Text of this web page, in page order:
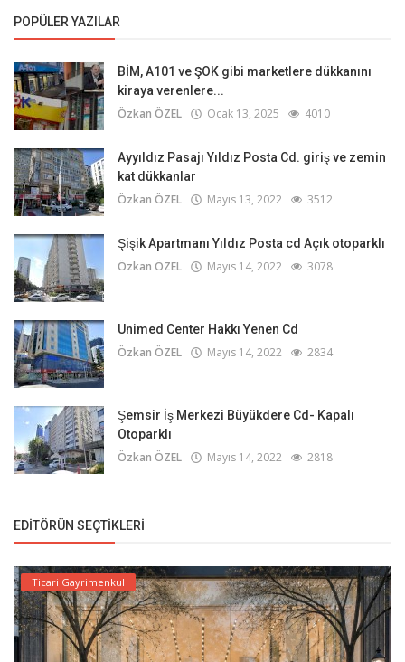
POPÜLER YAZILAR
BİM, A101 ve ŞOK gibi marketlere dükkanını
kiraya verenlere...
Özkan ÖZEL Ocak 13, 2025 4010
Ayyıldız Pasajı Yıldız Posta Cd. giriş ve zemin
kat dükkanlar
Özkan ÖZEL Mayıs 13, 2022 3512
Şişik Apartmanı Yıldız Posta cd Açık otoparklı
Özkan ÖZEL Mayıs 14, 2022 3078
Unimed Center Hakkı Yenen Cd
Özkan ÖZEL Mayıs 14, 2022 2834
Şemsir İş Merkezi Büyükdere Cd- Kapalı
Otoparklı
Özkan ÖZEL Mayıs 14, 2022 2818
EDITÖRÜN SEÇTIKLERI
Ticari Gayrimenkul